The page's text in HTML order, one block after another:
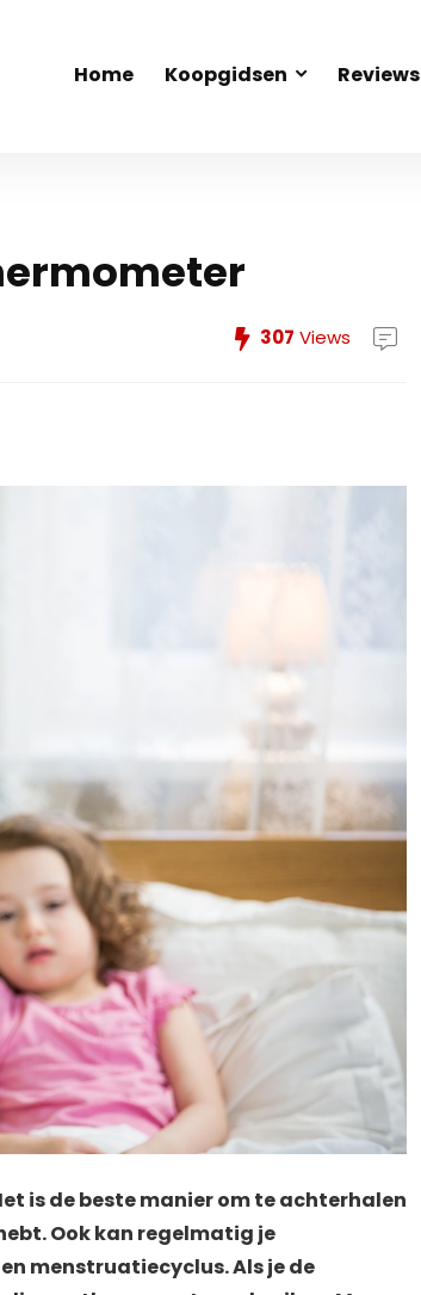
Home Koopgidsen Reviews
307 Views
is de beste manier om te achterhalen
Ook kan regelmatig je
menstruatiecyclus. Als je de